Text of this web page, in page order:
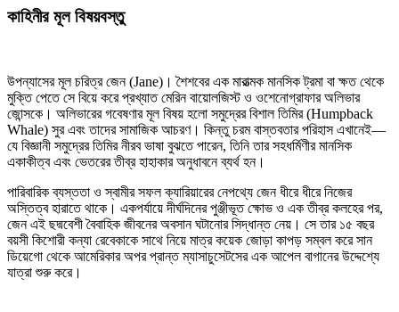
কাহিনীর মূল বিষয়বস্তু
উপন্যাসের মূল চরিত্র জেন (Jane)। শৈশবের এক মারাত্মক মানসিক ট্রমা বা ক্ষত থেকে
মুক্তি পেতে সে বিয়ে করে প্রখ্যাত মেরিন বায়োলজিস্ট ও ওশেনোগ্রাফার অলিভার
জোন্সকে। অলিভারের গবেষণার মূল বিষয় হলো সমুদ্রের বিশাল তিমির (Humpback
Whale) সুর এবং তাদের সামাজিক আচরণ। কিন্তু চরম বাস্তবতার পরিহাস এখানেই—
যে বিজ্ঞানী সমুদ্রের তিমির নীরব ভাষা বুঝতে পারেন, তিনি তার সহধর্মিণীর মানসিক
একাকীত্ব এবং ভেতরের তীব্র হাহাকার অনুধাবনে ব্যর্থ হন।
পারিবারিক ব্যস্ততা ও স্বামীর সফল ক্যারিয়ারের নেপথ্যে জেন ধীরে ধীরে নিজের
অস্তিত্ব হারাতে থাকে। একপর্যায়ে দীর্ঘদিনের পুঞ্জীভূত ক্ষোভ ও এক তীব্র কলহের পর,
জেন এই ছদ্মবেশী বৈবাহিক জীবনের অবসান ঘটানোর সিদ্ধান্ত নেয়। সে তার ১৫ বছর
বয়সী কিশোরী কন্যা রেবেকাকে সাথে নিয়ে মাত্র কয়েক জোড়া কাপড় সম্বল করে সান
ডিয়েগো থেকে আমেরিকার অপর প্রান্ত ম্যাসাচুসেটসের এক আপেল বাগানের উদ্দেশ্যে
যাত্রা শুরু করে।